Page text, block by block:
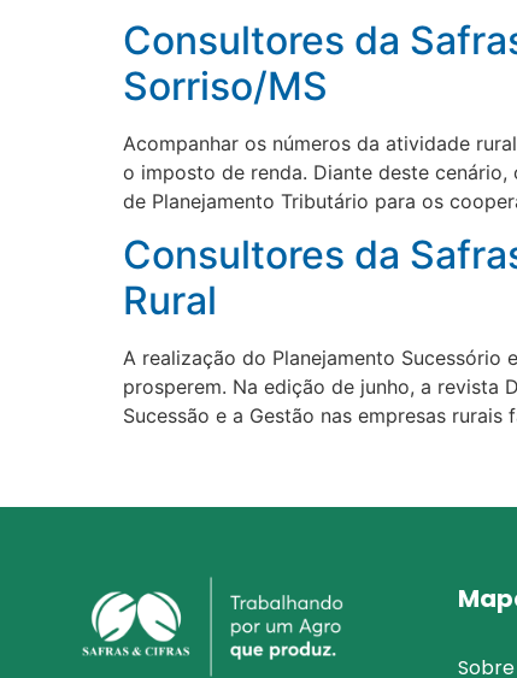
Consultores da
Sorriso/MS
Acompanhar os números da atividade
o imposto de renda. Diante deste
de Planejamento Tributário para os
Consultores da
Rural
A realização do Planejamento Sucessório
prosperem. Na edição de junho, a revista
Sucessão e a Gestão nas empresas
Sobre